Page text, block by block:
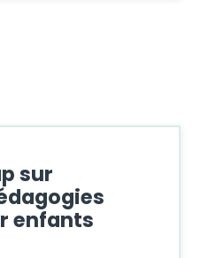
sur
enfants